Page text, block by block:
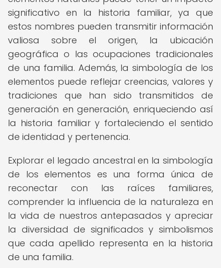
significativo en la historia familiar, ya que
estos nombres pueden transmitir información
valiosa sobre el origen, la ubicación
geográfica o las ocupaciones tradicionales
de una familia. Además, la simbología de los
elementos puede reflejar creencias, valores y
tradiciones que han sido transmitidos de
generación en generación, enriqueciendo así
la historia familiar y fortaleciendo el sentido
de identidad y pertenencia.
Explorar el legado ancestral en la simbología
de los elementos es una forma única de
reconectar con las raíces familiares,
comprender la influencia de la naturaleza en
la vida de nuestros antepasados y apreciar
la diversidad de significados y simbolismos
que cada apellido representa en la historia
de una familia.